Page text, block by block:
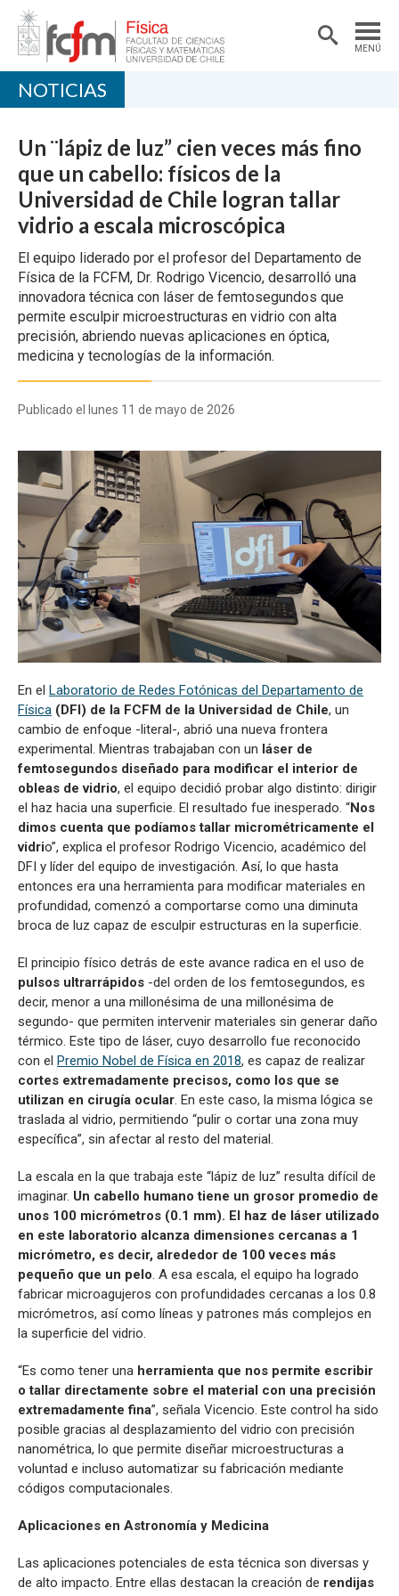
MENÚ
ACADÉMICAS/OS
DOCENCIA
INVESTIGACIÓN
EXTENSIÓN
NOTICIAS
Un ¨lápiz de luz” cien veces más fino
que un cabello: físicos de la
Universidad de Chile logran tallar
vidrio a escala microscópica
El equipo liderado por el profesor del Departamento de
Física de la FCFM, Dr. Rodrigo Vicencio, desarrolló una
innovadora técnica con láser de femtosegundos que
permite esculpir microestructuras en vidrio con alta
precisión, abriendo nuevas aplicaciones en óptica,
medicina y tecnologías de la información.
Publicado el lunes 11 de mayo de 2026
En el Laboratorio de Redes Fotónicas del Departamento de
Física (DFI) de la FCFM de la Universidad de Chile, un
cambio de enfoque -literal-, abrió una nueva frontera
experimental. Mientras trabajaban con un láser de
femtosegundos diseñado para modificar el interior de
obleas de vidrio, el equipo decidió probar algo distinto: dirigir
el haz hacia una superficie. El resultado fue inesperado. “Nos
dimos cuenta que podíamos tallar micrométricamente el
vidrio”, explica el profesor Rodrigo Vicencio, académico del
DFI y líder del equipo de investigación. Así, lo que hasta
entonces era una herramienta para modificar materiales en
profundidad, comenzó a comportarse como una diminuta
broca de luz capaz de esculpir estructuras en la superficie.
El principio físico detrás de este avance radica en el uso de
pulsos ultrarrápidos -del orden de los femtosegundos, es
decir, menor a una millonésima de una millonésima de
segundo- que permiten intervenir materiales sin generar daño
térmico. Este tipo de láser, cuyo desarrollo fue reconocido
con el Premio Nobel de Física en 2018, es capaz de realizar
cortes extremadamente precisos, como los que se
utilizan en cirugía ocular. En este caso, la misma lógica se
traslada al vidrio, permitiendo “pulir o cortar una zona muy
específica”, sin afectar al resto del material.
La escala en la que trabaja este “lápiz de luz” resulta difícil de
imaginar. Un cabello humano tiene un grosor promedio de
unos 100 micrómetros (0.1 mm). El haz de láser utilizado
en este laboratorio alcanza dimensiones cercanas a 1
micrómetro, es decir, alrededor de 100 veces más
pequeño que un pelo. A esa escala, el equipo ha logrado
fabricar microagujeros con profundidades cercanas a los 0.8
micrómetros, así como líneas y patrones más complejos en
la superficie del vidrio.
“Es como tener una herramienta que nos permite escribir
o tallar directamente sobre el material con una precisión
extremadamente fina”, señala Vicencio. Este control ha sido
posible gracias al desplazamiento del vidrio con precisión
nanométrica, lo que permite diseñar microestructuras a
voluntad e incluso automatizar su fabricación mediante
códigos computacionales.
Aplicaciones en Astronomía y Medicina
Las aplicaciones potenciales de esta técnica son diversas y
de alto impacto. Entre ellas destacan la creación de rendijas